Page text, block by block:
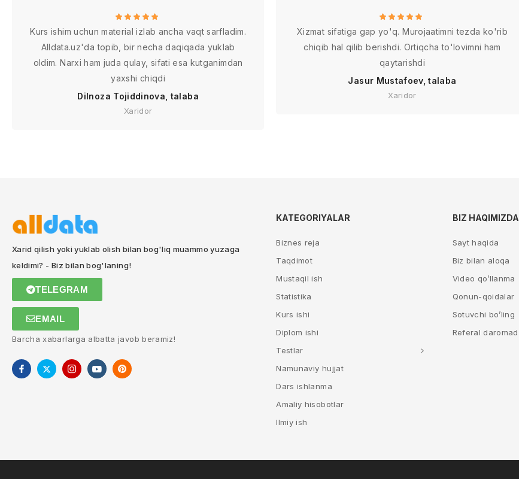
Kurs ishim uchun material izlab ancha vaqt sarfladim.
Alldata.uz'da topib, bir necha daqiqada yuklab
oldim. Narxi ham juda qulay, sifati esa kutganimdan
yaxshi chiqdi
Dilnoza Tojiddinova, talaba
Xaridor
Xizmat sifatiga gap yo'q. Murojaatimni tezda ko'rib
chiqib hal qilib berishdi. Ortiqcha to'lovimni ham
qaytarishdi
Jasur Mustafoev, talaba
Xaridor
Xarid qilish yoki yuklab olish bilan bog'liq muammo yuzaga
keldimi? - Biz bilan bog'laning!
TELEGRAM
EMAIL
Barcha xabarlarga albatta javob beramiz!
KATEGORIYALAR
Biznes reja
Taqdimot
Mustaqil ish
Statistika
Kurs ishi
Diplom ishi
Testlar
Namunaviy hujjat
Dars ishlanma
Amaliy hisobotlar
Ilmiy ish
BIZ HAQIMIZDA
Sayt haqida
Biz bilan aloqa
Video qo’llanma
Qonun-qoidalar
Sotuvchi bo’ling
Referal daromad